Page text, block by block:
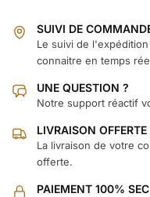
SUIVI DE
Le suivi de
connaitre en temps
UNE QUESTION ?
Notre support réactif
LIVRAISON OFFERTE
La livraison de votre
offerte.
PAIEMENT 100%